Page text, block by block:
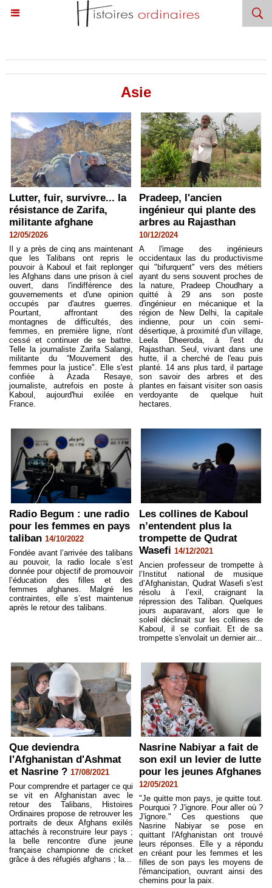
Asie
Lutter, fuir, survivre... la
résistance de Zarifa,
militante afghane
12/05/2026
Il y a près de cinq ans maintenant
que les Talibans ont repris le
pouvoir à Kaboul et fait replonger
les Afghans dans une prison à ciel
ouvert, dans l'indifférence des
gouvernements et d'une opinion
occupés par d'autres guerres.
Pourtant, affrontant des
montagnes de difficultés, des
femmes, en première ligne, n'ont
cessé et continuer de se battre.
Telle la journaliste Zarifa Salangi,
militante du “Mouvement des
femmes pour la justice". Elle s'est
confiée à Azada Resaye,
journaliste, autrefois en poste à
Kaboul, aujourd'hui exilée en
France.
Pradeep, l'ancien
ingénieur qui plante des
arbres au Rajasthan
10/12/2024
A l'image des ingénieurs
occidentaux las du productivisme
qui "bifurquent" vers des métiers
ayant du sens souvent proches de
la nature, Pradeep Choudhary a
quitté à 29 ans son poste
d'ingénieur en mécanique et la
région de New Delhi, la capitale
indienne, pour un coin semi-
désertique, à proximité d'un village,
Leela Dheeroda, à l'est du
Rajasthan. Seul, vivant dans une
hutte, il a cherché de l'eau puis
planté. 14 ans plus tard, il partage
son savoir des arbres et des
plantes en faisant visiter son oasis
verdoyante de quelque huit
hectares.
Radio Begum : une radio
pour les femmes en pays
taliban 14/10/2022
Fondée avant l’arrivée des talibans
au pouvoir, la radio locale s’est
donnée pour objectif de promouvoir
l’éducation des filles et des
femmes afghanes. Malgré les
contraintes, elle s’est maintenue
après le retour des talibans.
Les collines de Kaboul
n’entendent plus la
trompette de Qudrat
Wasefi 14/12/2021
Ancien professeur de trompette à
l’Institut national de musique
d’Afghanistan, Qudrat Wasefi s'est
résolu à l’exil, craignant la
répression des Taliban. Quelques
jours auparavant, alors que le
soleil déclinait sur les collines de
Kaboul, il se confiait. Et de sa
trompette s'envolait un dernier air...
Que deviendra
l'Afghanistan d'Ashmat
et Nasrine ? 17/08/2021
Pour comprendre et partager ce qui
se vit en Afghanistan avec le
retour des Talibans, Histoires
Ordinaires propose de retrouver les
portraits de deux Afghans exilés
attachés à reconstruire leur pays ;
la belle rencontre d'une jeune
française championne de cricket
grâce à des réfugiés afghans ; la...
Nasrine Nabiyar a fait de
son exil un levier de lutte
pour les jeunes Afghanes
12/05/2021
"Je quitte mon pays, je quitte tout.
Pourquoi ? J'ignore. Pour aller où ?
J'ignore." Ces questions que
Nasrine Nabiyar se pose en
quittant l'Afghanistan ont trouvé
leurs réponses. Elle y a répondu
en créant pour les femmes et les
filles de son pays les moyens de
l'émancipation, ouvrant ainsi des
chemins pour la paix.